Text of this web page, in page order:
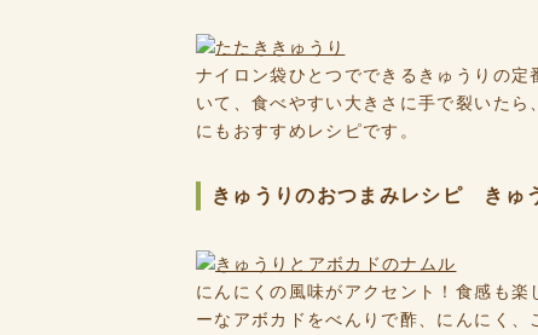
ナイロン袋ひとつでできるきゅうりの
いて、食べやすい大きさに手で裂いた
にもおすすめレシピです。
きゅうりのおつまみレシピ きゅ
にんにくの風味がアクセント！食感も
ーなアボカドをべんりで酢、にんにく